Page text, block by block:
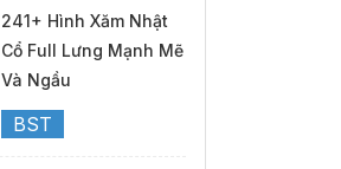
241+ Hình Xăm Nhật
Cổ Full Lưng Mạnh Mẽ
Và Ngầu
BST